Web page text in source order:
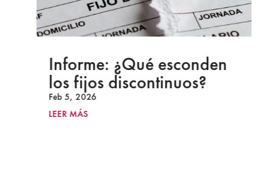
Informe: ¿Qué esconden
los fijos discontinuos?
Feb 5, 2026
LEER MÁS